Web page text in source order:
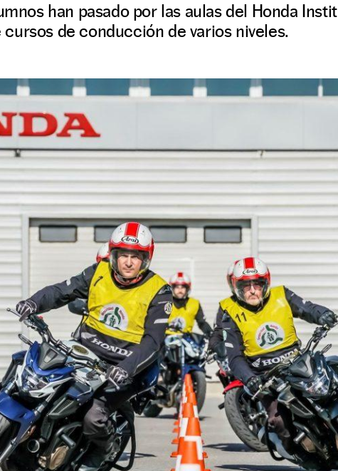
han pasado por las aulas del Honda
cursos de conducción de varios niveles.